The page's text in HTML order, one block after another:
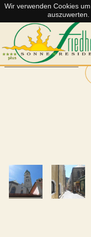
Wir verwenden Cookies
auszuwerten.